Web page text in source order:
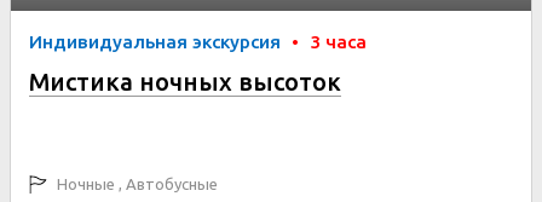
Индивидуальная экскурсия • 3 часа
Мистика ночных высоток
Ночные , Автобусные